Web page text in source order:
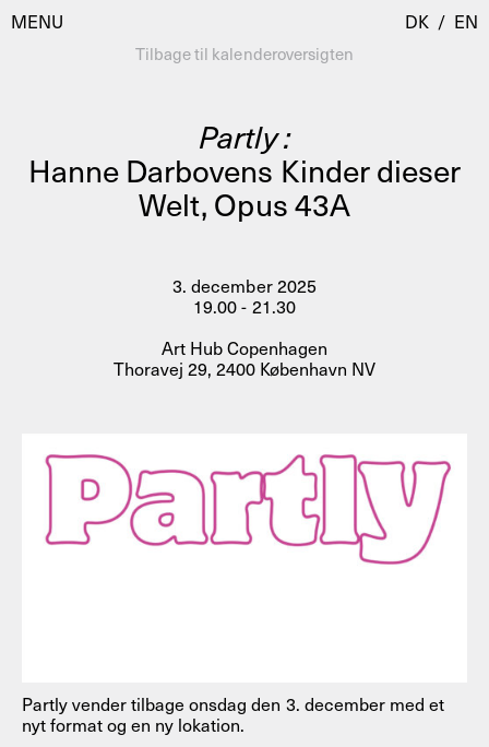
MENU
Besøg
Kalender
Room Room
Programmer
Residencies & Studios
Artistic Research
Om
Om AHC
DK / EN
Tilbage til kalenderoversigten
Partly :
Hanne Darbovens Kinder dieser
Welt, Opus 43A
3. december 2025
19.00 - 21.30
Art Hub Copenhagen
Thoravej 29, 2400 København NV
Partly vender tilbage onsdag den 3. december med et
nyt format og en ny lokation.